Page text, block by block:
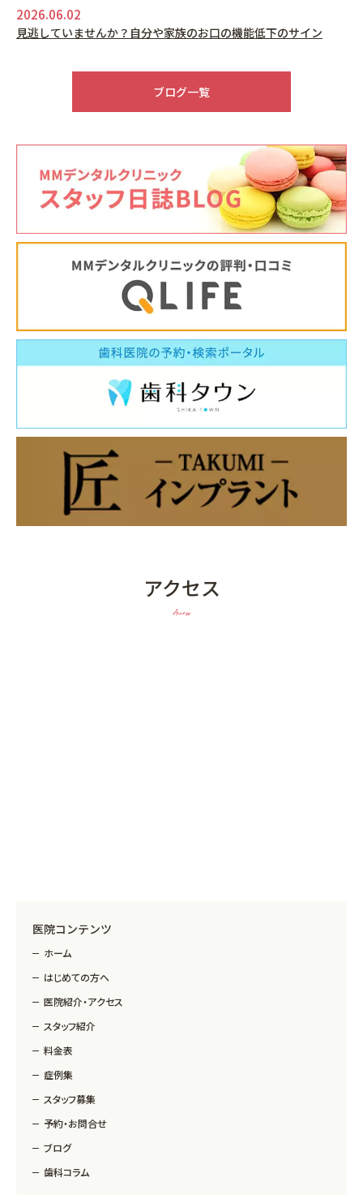
2026.06.02
見逃していませんか？自分や家族のお口の機能低下のサイン
2026.05.22
ブログ一覧
アクセス
Access
医院コンテンツ
ホーム
はじめての方へ
医院紹介・アクセス
スタッフ紹介
料金表
症例集
スタッフ募集
予約・お問合せ
ブログ
歯科コラム